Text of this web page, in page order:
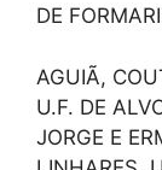
DE
AGUIÃ,
U.F. DE
JORGE E